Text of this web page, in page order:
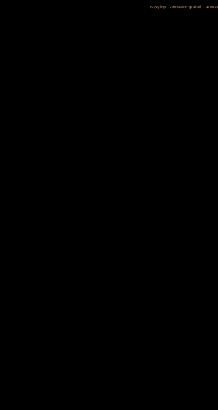
easytrip - annuaire gratuit -